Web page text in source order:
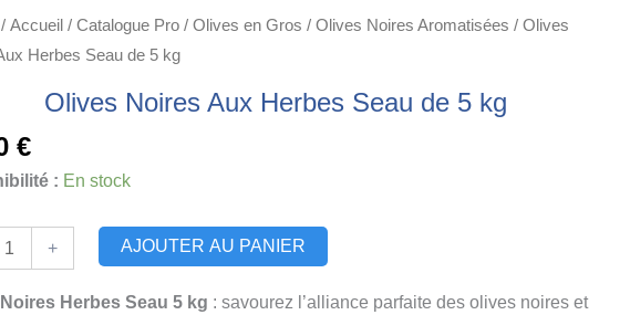
/Accueil /Catalogue Pro /Olives en Gros /Olives Noires Aromatisées / Olives
Herbes Seau de 5 kg
Olives Noires Aux Herbes Seau de 5 kg
€
: En stock
+ AJOUTER AU PANIER
Herbes Seau 5 kg : savourez l’alliance parfaite des olives noires et